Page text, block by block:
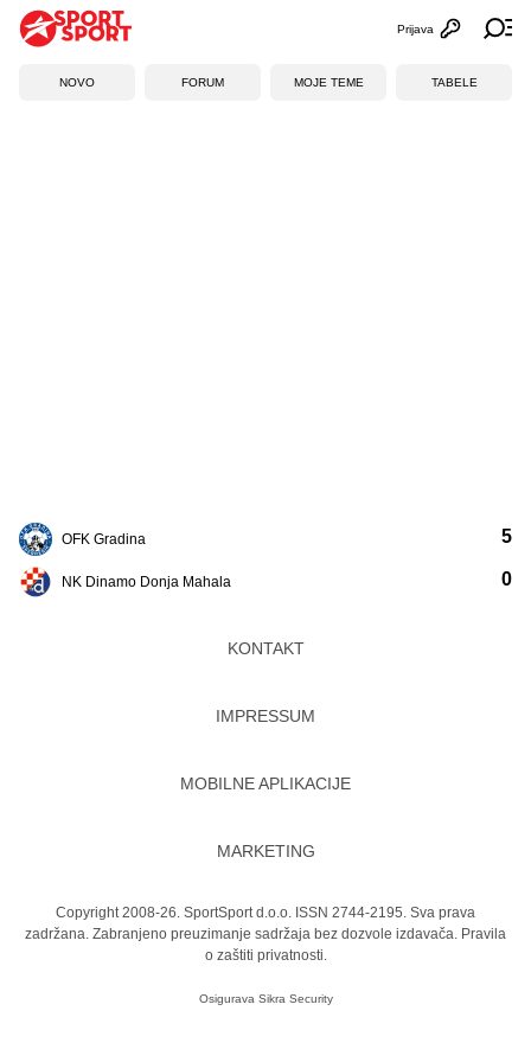
Otvori
Prijava
NOVO FORUM MOJE TEME TABELE
OFK Gradina
NK Dinamo Donja Mahala
5
0
KONTAKT
IMPRESSUM
MOBILNE APLIKACIJE
MARKETING
Copyright 2008-26. SportSport d.o.o. ISSN 2744-2195. Sva prava
zadržana. Zabranjeno preuzimanje sadržaja bez dozvole izdavača. Pravila
o zaštiti privatnosti.
Osigurava Sikra Security